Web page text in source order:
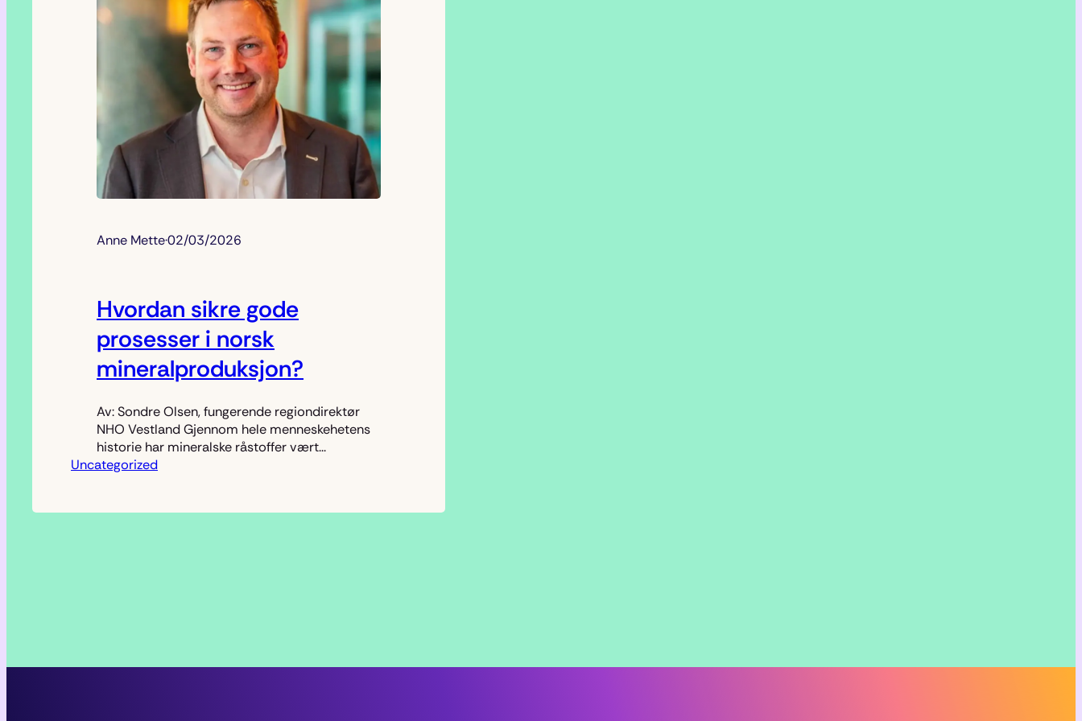
Anne Mette·02/03/2026
Hvordan sikre gode
prosesser i norsk
mineralproduksjon?
Av: Sondre Olsen, fungerende regiondirektør
NHO Vestland Gjennom hele menneskehetens
historie har mineralske råstoffer vært
avgjørende for velstand og utvikling. Utvinning
litium, nikkel, kobolt, magnesium og grafitt
Uncategorized